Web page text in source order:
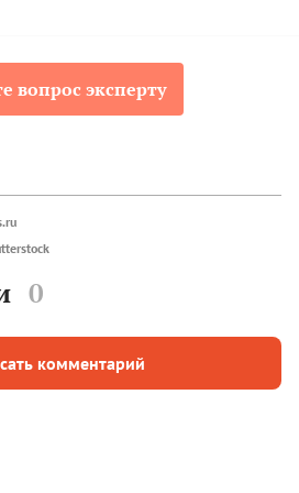
вопрос эксперту
0
комментарий